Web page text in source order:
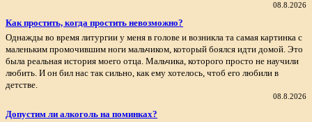
08.8.2026
Как простить, когда простить невозможно?
Однажды во время литургии у меня в голове и возникла та самая картинка с
маленьким промочившим ноги мальчиком, который боялся идти домой. Это
была реальная история моего отца. Мальчика, которого просто не научили
любить. И он бил нас так сильно, как ему хотелось, чтоб его любили в
детстве.
08.8.2026
Допустим ли алкоголь на поминках?